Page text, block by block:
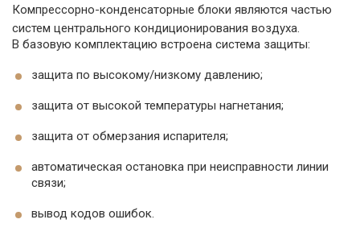
Компрессорно-конденсаторные блоки являются частью
систем центрального кондиционирования воздуха.
В базовую комплектацию встроена система защиты:
защита по высокому/низкому давлению;
защита от высокой температуры нагнетания;
защита от обмерзания испарителя;
автоматическая остановка при неисправности линии
связи;
вывод кодов ошибок.